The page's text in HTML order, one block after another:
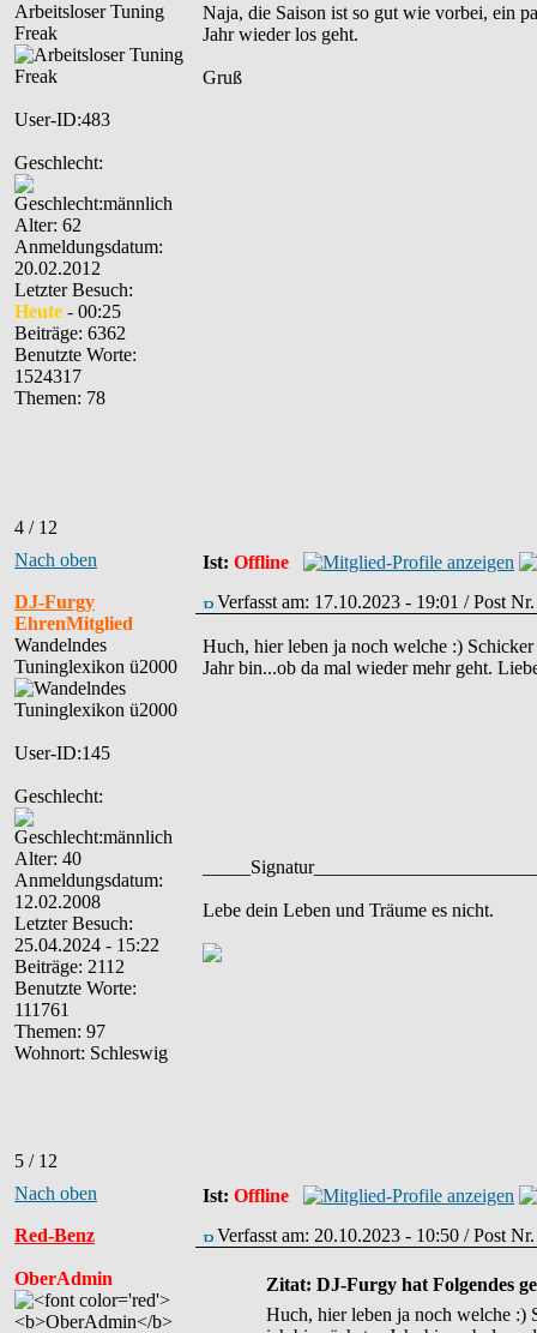
Arbeitsloser Tuning
Freak
User-ID:483
Geschlecht:
Alter: 62
Anmeldungsdatum:
20.02.2012
Letzter Besuch:
Heute - 00:25
Beiträge: 6362
Benutzte Worte:
1524317
Themen: 78
4 / 12
Naja, die Saison ist so gut wie vorbei, ein
Jahr wieder los geht.
Gruß
Nach oben Ist: Offline
DJ-Furgy
EhrenMitglied
Wandelndes
Tuninglexikon ü2000
User-ID:145
Geschlecht:
Alter: 40
Anmeldungsdatum:
12.02.2008
Letzter Besuch:
25.04.2024 - 15:22
Beiträge: 2112
Benutzte Worte:
111761
Themen: 97
Wohnort: Schleswig
5 / 12
Verfasst am: 17.10.2023 - 19:01 / Post
Huch, hier leben ja noch welche :)
Jahr bin...ob da mal wieder mehr geht.
Lebe dein Leben und Träume es nicht.
Nach oben Ist: Offline
Red-Benz
OberAdmin
Verfasst am: 20.10.2023 - 10:50 / Post
Zitat: DJ-Furgy hat Folgendes
Huch, hier leben ja noch welche :)